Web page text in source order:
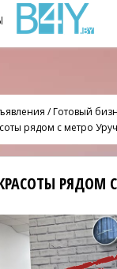
/Готовый
рядом с метро
РЯДОМ